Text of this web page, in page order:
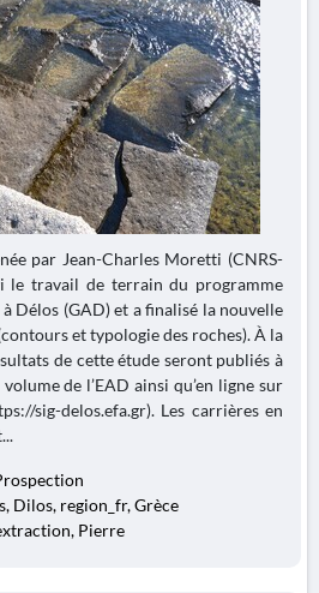
par Jean-Charles Moretti (CNRS-
le travail de terrain du programme
Délos (GAD) et a finalisé la nouvelle
et typologie des roches). À la
de cette étude seront publiés à
de l’EAD ainsi qu’en ligne sur
sig-delos.efa.gr). Les carrières en
Dilos, region_fr, Grèce
Pierre